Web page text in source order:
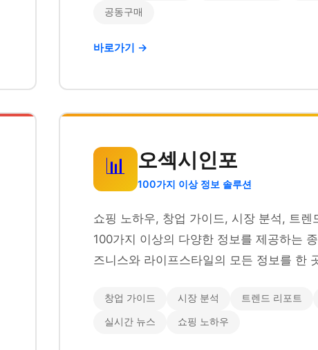
공동구매
바로가기 →
📊 오섹시인포
100가지 이상 정보 솔루션
쇼핑 노하우, 창업 가이드, 시장 분석, 트렌
100가지 이상의 다양한 정보를 제공하는
즈니스와 라이프스타일의 모든 정보를 한
창업 가이드 시장 분석 트렌드 리포트
실시간 뉴스 쇼핑 노하우